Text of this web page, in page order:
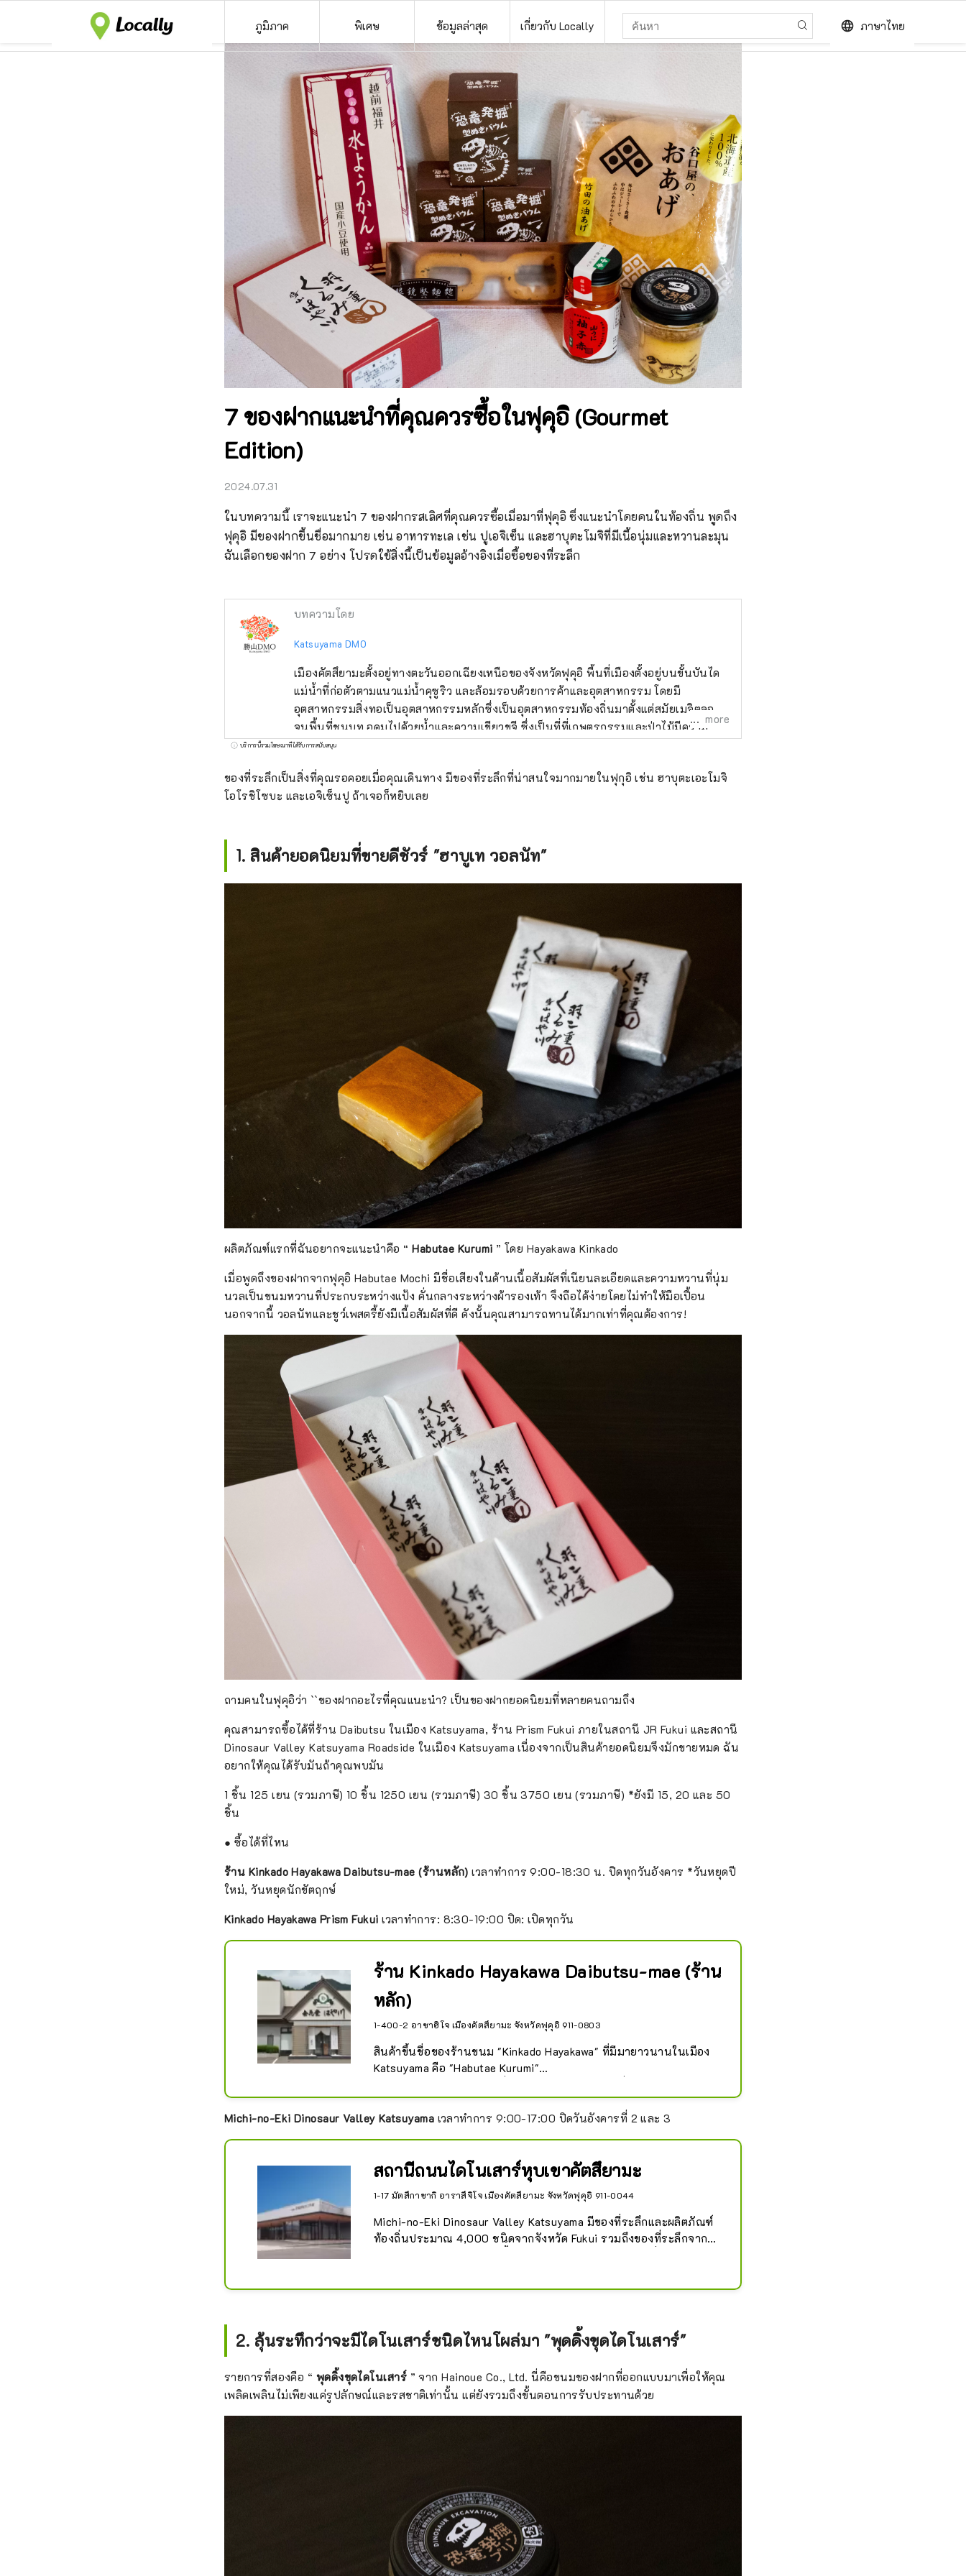
ภูมิภาค พิเศษ ข้อมูลล่าสุด เกี่ยวกับ Locally language ภาษาไทย
7 ของฝากแนะนำที่คุณควรซื้อในฟุคุอิ (Gourmet
Edition)
2024.07.31
ในบทความนี้ เราจะแนะนำ 7 ของฝากรสเลิศที่คุณควรซื้อเมื่อมาที่ฟุคุอิ ซึ่งแนะนำโดยคนในท้องถิ่น พูดถึง
ฟุคุอิ มีของฝากขึ้นชื่อมากมาย เช่น อาหารทะเล เช่น ปูเอจิเซ็น และฮาบุตะโมจิที่มีเนื้อนุ่มและหวานละมุน
ฉันเลือกของฝาก 7 อย่าง โปรดใช้สิ่งนี้เป็นข้อมูลอ้างอิงเมื่อซื้อของที่ระลึก
บทความโดย
Katsuyama DMO
เมืองคัตสึยามะตั้งอยู่ทางตะวันออกเฉียงเหนือของจังหวัดฟุคุอิ พื้นที่เมืองตั้งอยู่บนขั้นบันได
แม่น้ำที่ก่อตัวตามแนวแม่น้ำคุซูริว และล้อมรอบด้วยการค้าและอุตสาหกรรม โดยมี
อุตสาหกรรมสิ่งทอเป็นอุตสาหกรรมหลักซึ่งเป็นอุตสาหกรรมท้องถิ่นมาตั้งแต่สมัยเมจิตลอด
จนพื้นที่ชนบท อุดมไปด้วยน้ำและความเขียวขจี ซึ่งเป็นที่ที่เกษตรกรรมและป่าไม้มีความ
คึกคักมาตั้งแต่สมัยโบราณ บริษัทของเราเป็น DMO (บริษัทพัฒนาชุมชนการท่องเที่ยว) ที่
สถานที่ท่องเที่ยวที่น่าสนใจ เช่น พิพิธภัณฑ์ไดโนเสาร์ และวัดเฮเซนจิ! สำหรับลูกค้าที่มา
เยือนคัตสึยามะ เรามีทัวร์พร้อมไกด์ที่ให้ผู้คนมากที่สุดเท่าที่เป็นไปได้ได้สัมผัสประสบกา
เราให้บริการแบบละเอียด นอกจากนี้เรายังดำเนินการกับความท้าทายอย่างแข็งขันในการ
สร้างธุรกิจใหม่ที่เน้นการท่องเที่ยว โดยมีจุดมุ่งหมายในการฟื้นฟูเมืองคัตสึยามะ
more
บริการนี้รวมโฆษณาที่ได้รับการสนับสนุน
ของที่ระลึกเป็นสิ่งที่คุณรอคอยเมื่อคุณเดินทาง มีของที่ระลึกที่น่าสนใจมากมายในฟุกุอิ เช่น ฮาบุตะเอะโมจิ
โอโรชิโซบะ และเอจิเซ็นปู ถ้าเจอก็หยิบเลย
1. สินค้ายอดนิยมที่ขายดีชัวร์ "ฮาบูเท วอลนัท"
ผลิตภัณฑ์แรกที่ฉันอยากจะแนะนำคือ “Habutae Kurumi ” โดย Hayakawa Kinkado
เมื่อพูดถึงของฝากจากฟุคุอิ Habutae Mochi มีชื่อเสียงในด้านเนื้อสัมผัสที่เนียนละเอียดและความหวานที่นุ่ม
นวลเป็นขนมหวานที่ประกบระหว่างแป้ง คั่นกลางระหว่างผ้ารองเท้า จึงถือได้ง่ายโดยไม่ทำให้มือเปื้อน
นอกจากนี้ วอลนัทและชูว์เพสตรี้ยังมีเนื้อสัมผัสที่ดี ดังนั้นคุณสามารถทานได้มากเท่าที่คุณต้องการ!
ถามคนในฟุคุอิว่า ``ของฝากอะไรที่คุณแนะนำ? เป็นของฝากยอดนิยมที่หลายคนถามถึง
คุณสามารถซื้อได้ที่ร้าน Daibutsu ในเมือง Katsuyama, ร้าน Prism Fukui ภายในสถานี JR Fukui และสถานี
Dinosaur Valley Katsuyama Roadside ในเมือง Katsuyama เนื่องจากเป็นสินค้ายอดนิยมจึงมักขายหมด ฉัน
อยากให้คุณได้รับมันถ้าคุณพบมัน
1 ชิ้น 125 เยน (รวมภาษี) 10 ชิ้น 1250 เยน (รวมภาษี) 30 ชิ้น 3750 เยน (รวมภาษี) *ยังมี 15, 20 และ 50
ชิ้น
● ซื้อได้ที่ไหน
ร้าน Kinkado Hayakawa Daibutsu-mae (ร้านหลัก) เวลาทำการ 9:00-18:30 น. ปิดทุกวันอังคาร *วันหยุดปี
ใหม่, วันหยุดนักขัตฤกษ์
Kinkado Hayakawa Prism Fukui เวลาทำการ: 8:30-19:00 ปิด: เปิดทุกวัน
ร้าน Kinkado Hayakawa Daibutsu-mae (ร้าน
หลัก)
1-400-2 อาซาฮิโจ เมืองคัตสึยามะ จังหวัดฟุคุอิ 911-0803
สินค้าขึ้นชื่อของร้านขนม "Kinkado Hayakawa" ที่มีมายาวนานในเมือง
Katsuyama คือ "Habutae Kurumi"
โฮมเมดลงในขนมยอดนิยมของ Fukui "Habutae Mochi" และประกบ
ระหว่างแป้งชูส์
แฟน ๆ มากมาย ไม่เพียงแต่ในหมู่ชาว Fukui เท่านั้น แต่ยังรวมถึงนอก
Michi-no-Eki Dinosaur Valley Katsuyama เวลาทำการ 9:00-17:00 ปิดวันอังคารที่ 2 และ 3
สถานีถนนไดโนเสาร์หุบเขาคัตสึยามะ
1-17 มัตสึกาซากิ อาราสึจิโจ เมืองคัตสึยามะ จังหวัดฟุคุอิ 911-0044
Michi-no-Eki Dinosaur Valley Katsuyama มีของที่ระลึกและผลิตภัณฑ์
ท้องถิ่นประมาณ 4,000 ชนิดจากจังหวัด Fukui รวมถึงของที่ระลึกจาก
2. ลุ้นระทึกว่าจะมีไดโนเสาร์ชนิดไหนโผล่มา "พุดดิ้งขุดไดโนเสาร์"
รายการที่สองคือ “ พุดดิ้งขุดไดโนเสาร์ ” จาก Hainoue Co., Ltd. นี่คือขนมของฝากที่ออกแบบมาเพื่อให้คุณ
เพลิดเพลินไม่เพียงแค่รูปลักษณ์และรสชาติเท่านั้น แต่ยังรวมถึงขั้นตอนการรับประทานด้วย